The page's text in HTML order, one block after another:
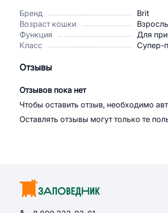
Бренд
Brit
Возраст кошки
Функция
Для
Класс
Супер-
Отзывы
Отзывов пока нет
Чтобы оставить отзыв, необходимо
Оставлять отзывы могут только те